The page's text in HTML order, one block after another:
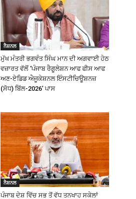
ਨੈਸ਼ਨਲ
ਮੁੱਖ ਮੰਤਰੀ ਭਗਵੰਤ ਸਿੰਘ ਮਾਨ ਦੀ ਅਗਵਾਈ ਹੇਠ
ਵਜ਼ਾਰਤ ਵੱਲੋਂ ‘ਪੰਜਾਬ ਰੈਗੂਲੇਸ਼ਨ ਆਫ ਫੀਸ ਆਫ
ਅਣ-ਏਡਿਡ ਐਜੂਕੇਸ਼ਨਲ ਇੰਸਟੀਚਿਊਸ਼ਨਜ਼
(ਸੋਧ) ਬਿੱਲ-2026’ ਪਾਸ
ਨੈਸ਼ਨਲ
ਪੰਜਾਬ ਦੇਸ਼ ਵਿੱਚ ਸਭ ਤੋਂ ਵੱਧ ਤਨਖਾਹ ਸਕੇਲਾਂ